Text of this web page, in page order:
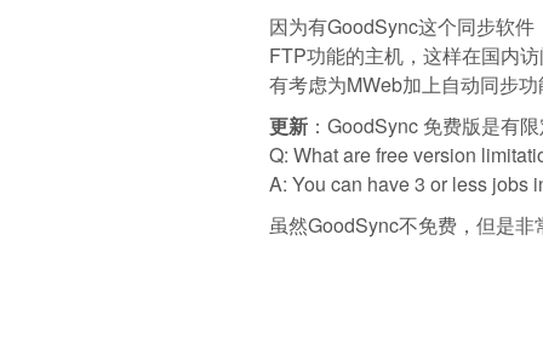
因为有GoodSync这个同步软
FTP功能的主机，这样在国内
有考虑为MWeb加上自动同步
更新 ：GoodSync 免费版是有
Q: What are free version
A: You can have 3 or less jobs
虽然GoodSync不免费，但是